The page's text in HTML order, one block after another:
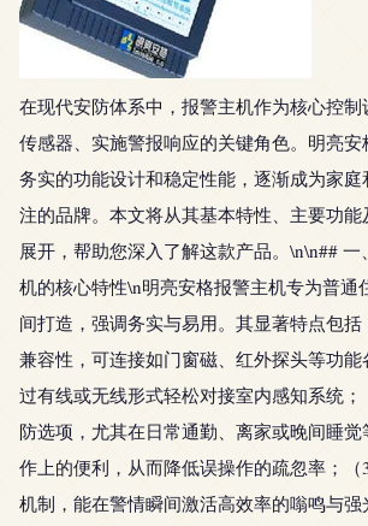
在现代安防体系中，报警主机作为核心控
传感器、实施警报响应的关键角色。明亮
务实的功能设计和稳定性能，逐渐成为家
注的品牌。本文将从其基本特性、主要功
展开，帮助您深入了解这款产品。\n\n##
机的核心特性\n明亮安格报警主机专为普通
间打造，强调务实与易用。其显著特点包
兼容性，可连接如门窗磁、红外探头等功能
过有线或无线形式轻松对接室内感知系统
防选项，尤其在日常通勤、离家或晚间睡
作上的便利，从而降低误操作的疏忽率；
机制，能在警情瞬间激活高效率的嗡鸣与